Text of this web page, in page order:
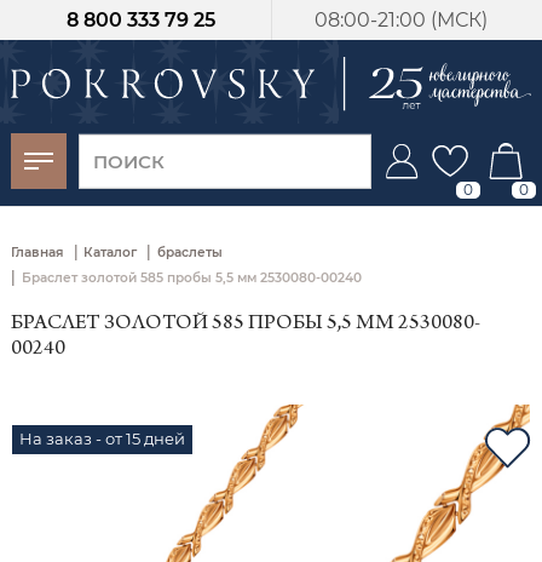
08:00-21:00 (МСК)
8 800 333 79 25
0 0
Главная | Каталог | браслеты
| Браслет золотой 585 пробы 5,5 мм 2530080-00240
БРАСЛЕТ ЗОЛОТОЙ 585 ПРОБЫ 5,5 ММ 2530080-
00240
На заказ - от 15 дней
-30%
от 15 дней с
момента оплаты